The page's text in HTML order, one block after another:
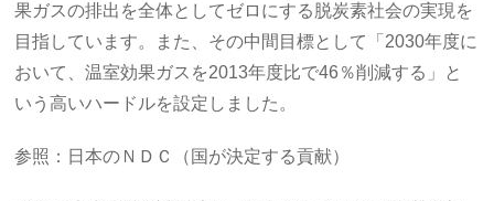
果ガスの排出を全体としてゼロにする脱炭素社会の実現を
目指しています。また、その中間目標として「2030年度に
おいて、温室効果ガスを2013年度比で46％削減する」と
いう高いハードルを設定しました。
参照：日本のＮＤＣ（国が決定する貢献）